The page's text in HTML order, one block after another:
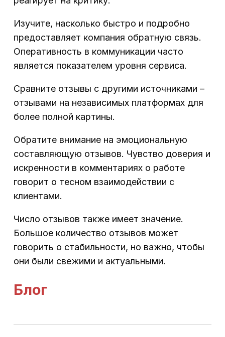
Изучите, насколько быстро и подробно
предоставляет компания обратную связь.
Оперативность в коммуникации часто
является показателем уровня сервиса.
Сравните отзывы с другими источниками –
отзывами на независимых платформах для
более полной картины.
Обратите внимание на эмоциональную
составляющую отзывов. Чувство доверия и
искренности в комментариях о работе
говорит о тесном взаимодействии с
клиентами.
Число отзывов также имеет значение.
Большое количество отзывов может
говорить о стабильности, но важно, чтобы
они были свежими и актуальными.
Блог